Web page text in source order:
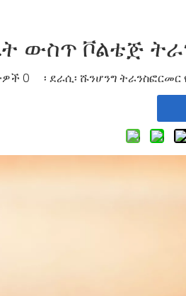
ውስጥ ቮልቴጅ
0 ፡ ደራሲ፡ ሹንሆንግ ትራንስፎርመር